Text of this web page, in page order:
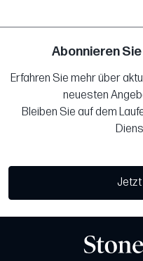
Abonnieren
Erfahren Sie mehr über
neuesten
Bleiben Sie auf dem
Jetzt